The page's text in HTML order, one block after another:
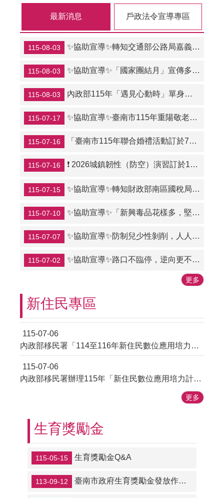
最新消息 戶政法令宣導專區
115-08-03 ✨協助宣導✨轉知交通部公路局嘉義區監理所辦理「115年跨機關結合路老師高齡者交通安全宣導團研習活動計畫」。
115-08-03 ✨協助宣導✨「國家團結月」宣傳多元形象文宣案
115-08-03 內政部115年「遇見心動時」單身聯誼活動第3、10-14梯次，8月7日至16日開放報名，歡迎單身者踴躍報名。活動詳情及報名資訊請參閱內政部戶政司全球資訊網（主題資訊—單身聯誼活動專區）。
115-07-17 ✨協助宣導✨臺南市115年重陽敬老金致贈作業實施計畫
115-07-16 「臺南市115年聯合婚禮活動訂於7月20日中午12時起正式受理網路報名（報名網址：https://www.beclass.com/rid=305275d6a448db42c98b），限額50對，歡迎踴躍參與。
115-07-16 ❗ 2026城鎮韌性（防空）演習訂於115年8月7日(星期五)上午10時至10時30分實施。
115-07-15 ✨協助宣導✨轉知財政部南區國稅局「雲端新世界 環保享便利」活動
115-07-10 ✨協助宣導✨「新興毒品花樣多，堅定拒絕準沒錯」臺南市政府關心您。
115-07-07 ✨協助宣導✨防制兒少性剝削，人人有責─不拍、不傳、不持有
115-07-02 ✨協助宣導✨路口不臨停，逆向更不行！讓路口安全順暢，嚴禁逆向停車！
更多
新住民專區
115-07-06
內政部移民署「114至116年新住民數位應用培力計畫」宣導影片。
115-07-06
內政部移民署辦理115年「新住民數位應用培力計畫」免費資訊課程,歡迎多加利用。
更多
生育獎勵金
115-05-15 生育獎勵金Q&A
113-09-12 臺南市政府生育獎勵金發放作業要點1130910修正